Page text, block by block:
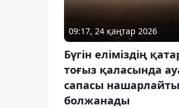
09:17, 24 қаңтар 2026
Бүгін еліміздің
тоғыз қаласында
сапасы
болжанады